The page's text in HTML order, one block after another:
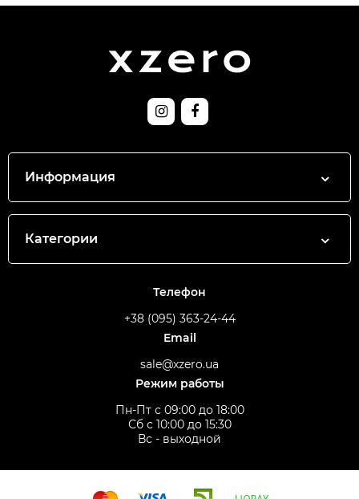
Информация
Категории
Телефон
+38 (095) 363-24-44
Email
sale@xzero.ua
Режим работы
Пн-Пт с 09:00 до 18:00
Сб с 10:00 до 15:30
Вс - выходной